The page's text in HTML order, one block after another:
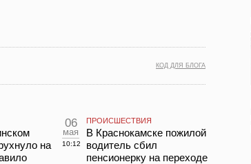
КОД ДЛЯ БЛОГА
на
06
мая
10:12
ПРОИСШЕСТВИЯ
В Краснокамске пожилой
водитель сбил
пенсионерку на переходе